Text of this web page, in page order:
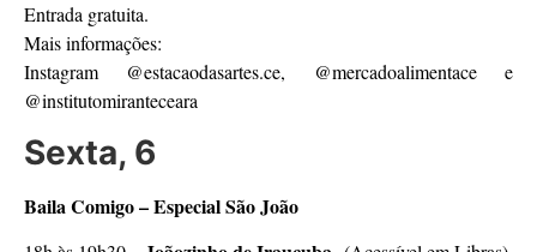
Entrada gratuita.
Mais informações:
Instagram @estacaodasartes.ce, @mercadoalimentace e
@institutomiranteceara
Sexta, 6
Baila Comigo – Especial São João